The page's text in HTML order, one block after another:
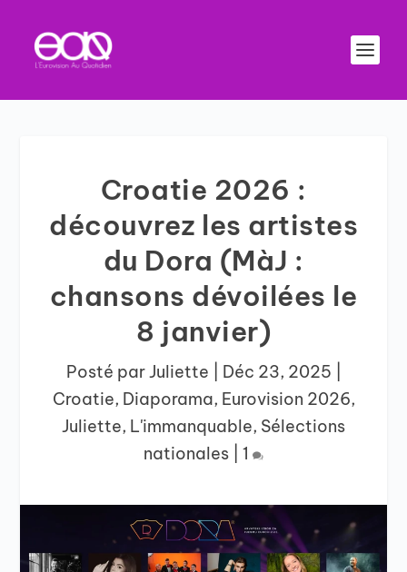
Croatie 2026 :
découvrez les artistes
du Dora (MàJ :
chansons dévoilées le
8 janvier)
Posté parJuliette Déc 23, 2025
Croatie, Diaporama, Eurovision 2026,
Juliette, L'immanquable, Sélections
nationales
1